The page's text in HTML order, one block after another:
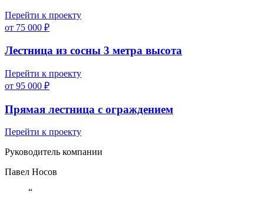
Перейти к проекту
от 75 000 ₽
Лестница из сосны 3 метра высота
Перейти к проекту
от 95 000 ₽
Прямая лестница с ограждением
Перейти к проекту
Руководитель компании
Павел Носов
“